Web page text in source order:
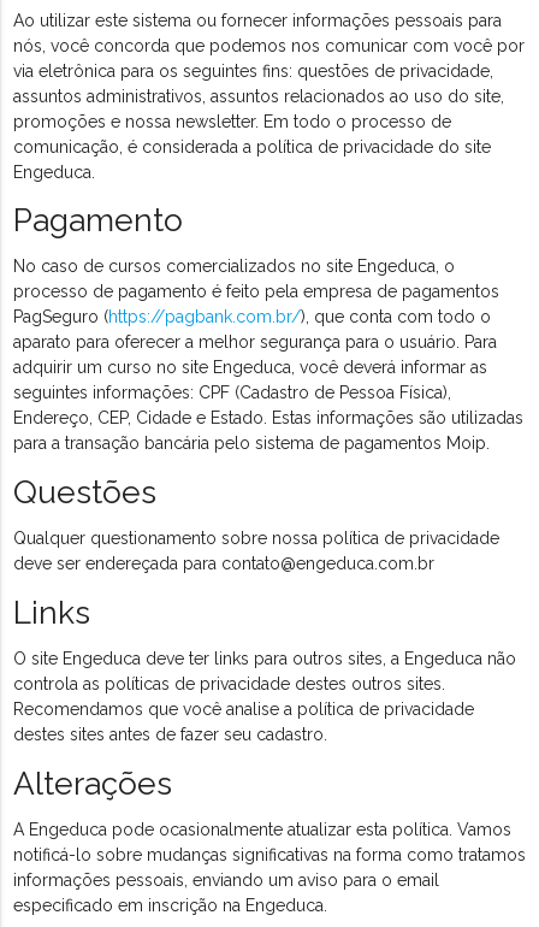
Ao utilizar este sistema ou fornecer informações pessoais para
nós, você concorda que podemos nos comunicar com você por
via eletrônica para os seguintes fins: questões de privacidade,
assuntos administrativos, assuntos relacionados ao uso do site,
promoções e nossa newsletter. Em todo o processo de
comunicação, é considerada a política de privacidade do site
Engeduca.
Pagamento
No caso de cursos comercializados no site Engeduca, o
processo de pagamento é feito pela empresa de pagamentos
PagSeguro (https://pagbank.com.br/), que conta com todo o
aparato para oferecer a melhor segurança para o usuário. Para
adquirir um curso no site Engeduca, você deverá informar as
seguintes informações: CPF (Cadastro de Pessoa Física),
Endereço, CEP, Cidade e Estado. Estas informações são utilizadas
para a transação bancária pelo sistema de pagamentos Moip.
Questões
Qualquer questionamento sobre nossa política de privacidade
deve ser endereçada para contato@engeduca.com.br
Links
O site Engeduca deve ter links para outros sites, a Engeduca não
controla as políticas de privacidade destes outros sites.
Recomendamos que você analise a política de privacidade
destes sites antes de fazer seu cadastro.
Alterações
A Engeduca pode ocasionalmente atualizar esta política. Vamos
notificá-lo sobre mudanças significativas na forma como tratamos
informações pessoais, enviando um aviso para o email
especificado em inscrição na Engeduca.